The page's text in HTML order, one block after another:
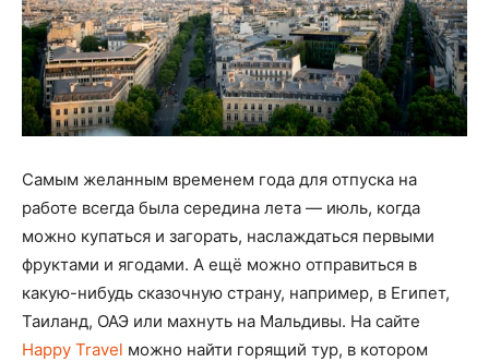
Самым желанным временем года для отпуска на
работе всегда была середина лета — июль, когда
можно купаться и загорать, наслаждаться первыми
фруктами и ягодами. А ещё можно отправиться в
какую-нибудь сказочную страну, например, в Египет,
Таиланд, ОАЭ или махнуть на Мальдивы. На сайте
Happy Travel можно найти горящий тур, в котором